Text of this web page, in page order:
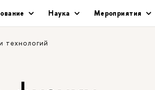
Наука Мероприятия
технологий